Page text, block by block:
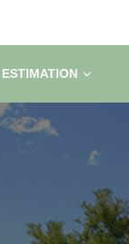
ESTIMATION